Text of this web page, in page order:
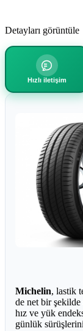
Detayları görüntüle
Hızlı iletişim
Michelin, lastik
de net bir
hız ve yük
günlük